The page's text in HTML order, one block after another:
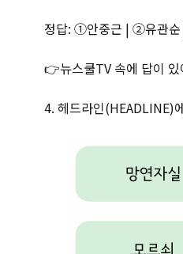
정답: ①안중근 | ②유관
👉뉴스쿨TV 속에 답이 있
4. 헤드라인(HEADLINE)